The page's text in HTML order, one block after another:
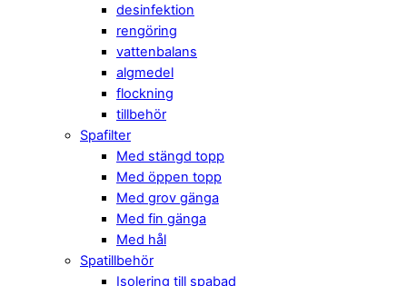
desinfektion
rengöring
vattenbalans
algmedel
flockning
tillbehör
Spafilter
Med stängd topp
Med öppen topp
Med grov gänga
Med fin gänga
Med hål
Spatillbehör
Isolering till spabad